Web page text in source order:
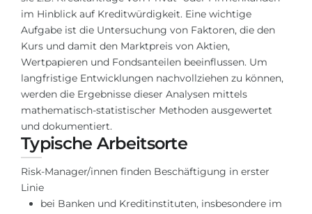
Interessenkarte-Test
RIASEC-Test
Erfolgzu
100%
Unsere Studierenden werden
BERATUNG!
*
Russland
Ukraine
Kasachstan
Aserbaidschan
Armenien
Belarus
Anderes Land
BERATUNG BUCHEN
im Hinblick auf Kreditwürdigkeit. Eine wichtige
Aufgabe ist die Untersuchung von Faktoren, die den
Kurs und damit den Marktpreis von Aktien,
Wertpapieren und Fondsanteilen beeinflussen. Um
langfristige Entwicklungen nachvollziehen zu können,
werden die Ergebnisse dieser Analysen mittels
mathematisch-statistischer Methoden ausgewertet
und dokumentiert.
Typische Arbeitsorte
Risk-Manager/innen finden Beschäftigung in erster
Linie
bei Banken und Kreditinstituten, insbesondere im